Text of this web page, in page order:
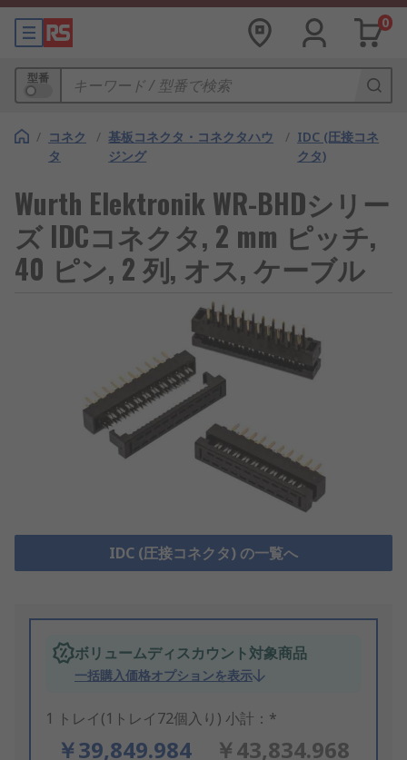
0
型番
/ コネク
タ
/ 基板コネクタ・コネクタハウ
ジング
/ IDC (圧接コネ
クタ)
Wurth Elektronik WR-BHDシリー
ズ IDCコネクタ, 2 mm ピッチ,
40 ピン, 2 列, オス, ケーブル
IDC (圧接コネクタ) の一覧へ
ボリュームディスカウント対象商品
一括購入価格オプションを表示
1 トレイ(1トレイ72個入り) 小計：*
￥39,849.984 ￥43,834.968